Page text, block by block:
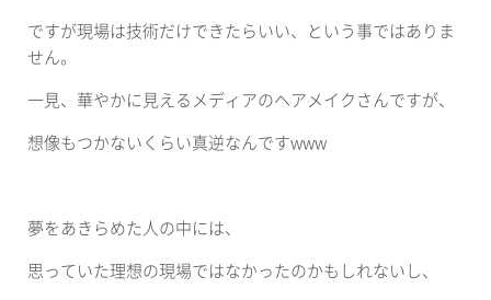
ですが現場は技術だけできたらいい、という事ではありま
せん。
一見、華やかに見えるメディアのヘアメイクさんですが、
想像もつかないくらい真逆なんですwww
夢をあきらめた人の中には、
思っていた理想の現場ではなかったのかもしれないし、